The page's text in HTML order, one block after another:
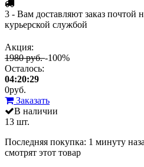
3 - Вам доставляют заказ
курьерской службой
Акция:
1980 руб.-100%
Осталось:
04:20:29
0руб.
Заказать
В наличии
13 шт.
Последняя покупка: 1 минуту
смотрят этот товар